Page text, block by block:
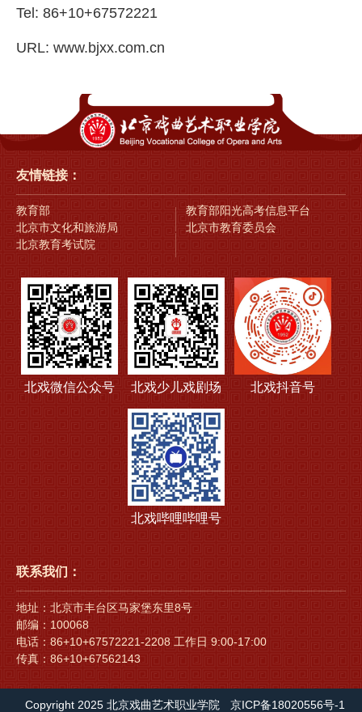
Tel: 86+10+67572221
URL: www.bjxx.com.cn
友情链接：
教育部
北京市文化和旅游局
教育部阳光高考信息平台
北京市教育委员会
北京教育考试院
北戏微信公众号 北戏少儿戏剧场 北戏抖音号
北戏哔哩哔哩号
联系我们：
地址：北京市丰台区马家堡东里8号
邮编：100068
电话：86+10+67572221-2208 工作日 9:00-17:00
传真：86+10+67562143
Copyright 2025 北京戏曲艺术职业学院 京ICP备18020556号-1